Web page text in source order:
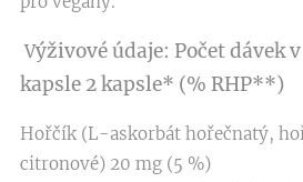
Výživové údaje: Počet dávek
kapsle 2 kapsle* (% RHP**)
Hořčík (L-askorbát hořečnatý,
citronové) 20 mg (5 %)